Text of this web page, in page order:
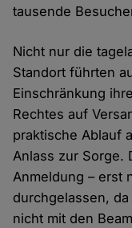
tausende
Nicht nur die
Standort führten
Einschränkung
Rechtes auf
praktische Ablauf
Anlass zur Sorge.
Anmeldung – erst
durchgelassen,
nicht mit den